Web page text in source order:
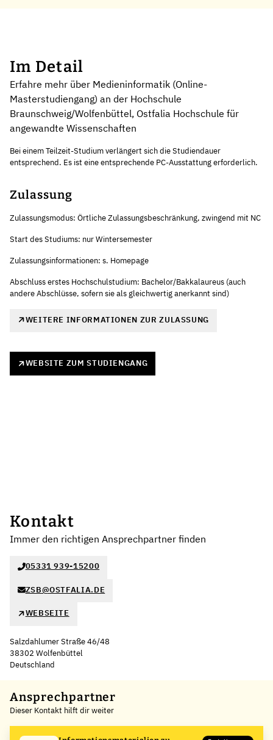
Im Detail
Erfahre mehr über Medieninformatik (Online-
Masterstudiengang) an der Hochschule
Braunschweig/Wolfenbüttel, Ostfalia Hochschule für
angewandte Wissenschaften
Bei einem Teilzeit-Studium verlängert sich die Studiendauer
entsprechend. Es ist eine entsprechende PC-Ausstattung erforderlich.
Zulassung
Zulassungsmodus: Örtliche Zulassungsbeschränkung, zwingend mit NC
Start des Studiums: nur Wintersemester
Zulassungsinformationen: s. Homepage
Abschluss erstes Hochschulstudium: Bachelor/Bakkalaureus (auch
andere Abschlüsse, sofern sie als gleichwertig anerkannt sind)
WEITERE INFORMATIONEN ZUR ZULASSUNG
WEBSITE ZUM STUDIENGANG
Kontakt
Immer den richtigen Ansprechpartner finden
05331 939-15200
ZSB@OSTFALIA.DE
WEBSEITE
Salzdahlumer Straße 46/48
38302 Wolfenbüttel
Deutschland
+
−
Ansprechpartner
Dieser Kontakt hilft dir weiter